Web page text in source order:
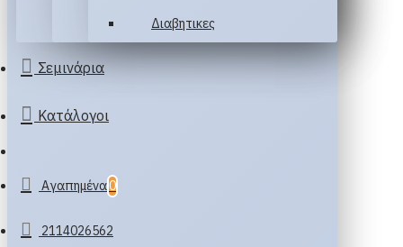
Διαβητικες
Σεμινάρια
Κατάλογοι
Αγαπημένα0
2114026562